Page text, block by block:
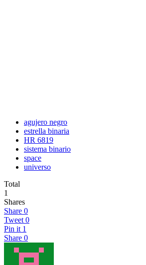
agujero negro
estrella binaria
HR 6819
sistema binario
space
universo
Total
1
Shares
Share 0
Tweet 0
Pin it 1
Share 0